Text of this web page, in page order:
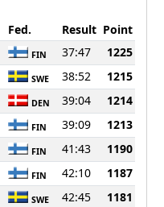
Fed. Result Point
FIN 37:47
1225
SWE 38:52
1215
DEN 39:04
1214
FIN 39:09
1213
FIN 41:43
1190
FIN 42:10
1187
SWE 42:45
1181